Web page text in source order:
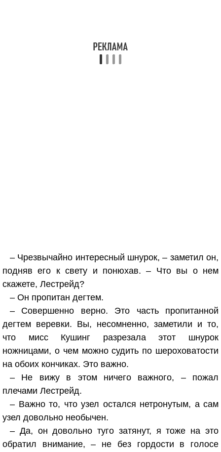
– Чрезвычайно интересный шнурок, – заметил он,
подняв его к свету и понюхав. – Что вы о нем
скажете, Лестрейд?
– Он пропитан дегтем.
– Совершенно верно. Это часть пропитанной
дегтем веревки. Вы, несомненно, заметили и то,
что мисс Кушинг разрезала этот шнурок
ножницами, о чем можно судить по шероховатости
на обоих кончиках. Это важно.
– Не вижу в этом ничего важного, – пожал
плечами Лестрейд.
– Важно то, что узел остался нетронутым, а сам
узел довольно необычен.
– Да, он довольно туго затянут, я тоже на это
обратил внимание, – не без гордости в голосе